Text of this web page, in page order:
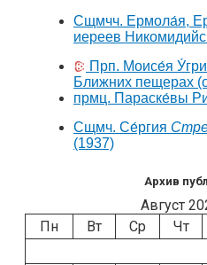
Сщмчч. Ермола́я,
иереев
Прп. Моисе́я
Ближних пещерах
прмц. Параске́вы
Сщмч. Се́ргия
(1937)
Архив
Август
Пн
Вт Ср Чт